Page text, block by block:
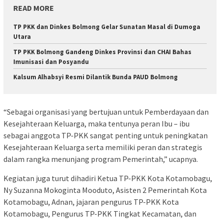
READ MORE
TP PKK dan Dinkes Bolmong Gelar Sunatan Masal di Dumoga
Utara
TP PKK Bolmong Gandeng Dinkes Provinsi dan CHAI Bahas
Imunisasi dan Posyandu
Kalsum Alhabsyi Resmi Dilantik Bunda PAUD Bolmong
“Sebagai organisasi yang bertujuan untuk Pemberdayaan dan
Kesejahteraan Keluarga, maka tentunya peran Ibu – ibu
sebagai anggota TP-PKK sangat penting untuk peningkatan
Kesejahteraan Keluarga serta memiliki peran dan strategis
dalam rangka menunjang program Pemerintah,” ucapnya.
Kegiatan juga turut dihadiri Ketua TP-PKK Kota Kotamobagu,
Ny Suzanna Mokoginta Mooduto, Asisten 2 Pemerintah Kota
Kotamobagu, Adnan, jajaran pengurus TP-PKK Kota
Kotamobagu, Pengurus TP-PKK Tingkat Kecamatan, dan